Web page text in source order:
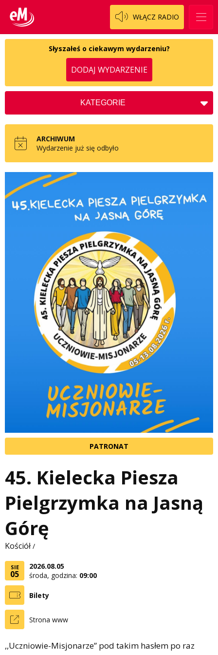
WŁĄCZ RADIO
Słyszałeś o ciekawym wydarzeniu?
DODAJ WYDARZENIE
KATEGORIE
Koncerty
Kultura
Charytatywne
Społeczne
Zdrowie
ARCHIWUM
Wydarzenie już się odbyło
PATRONAT
45. Kielecka Piesza
Pielgrzymka na Jasną
Górę
Kościół /
SIE
05
2026.08.05
środa, godzina: 09:00
Bilety
Strona www
,,Uczniowie-Misjonarze” pod takim hasłem po raz